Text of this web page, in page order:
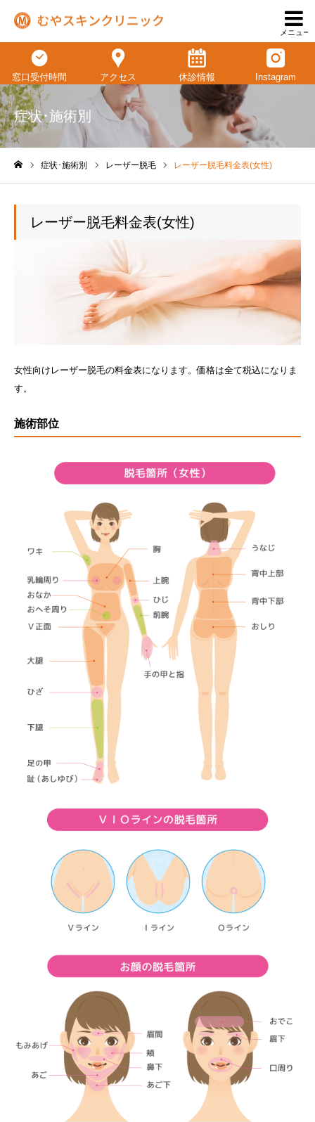
メニュー
窓口受付時間 アクセス 休診情報 Instagram
症状･施術別
症状･施術別 レーザー脱毛 レーザー脱毛料金表(女性)
レーザー脱毛料金表(女性)
女性向けレーザー脱毛の料金表になります。価格は全て税込になりま
す。
施術部位